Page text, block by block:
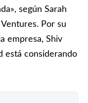
según Sarah
Por su
empresa, Shiv
está considerando